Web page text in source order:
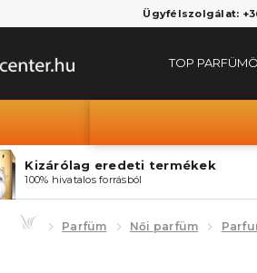
Ügyfélszolgálat:
TOP
Kizárólag eredeti termékek
100% hivatalos forrásból
Parfüm Női parfüm